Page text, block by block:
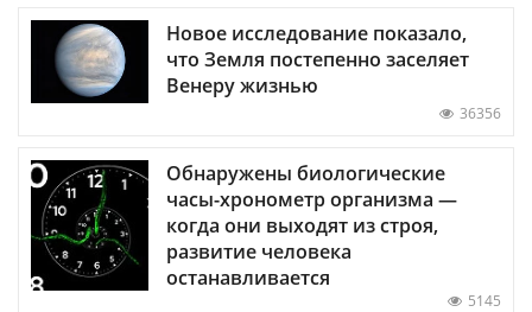
Новое исследование показало,
что Земля постепенно заселяет
Венеру жизнью
36356
Обнаружены биологические
часы-хронометр организма —
когда они выходят из строя,
развитие человека
останавливается
5145